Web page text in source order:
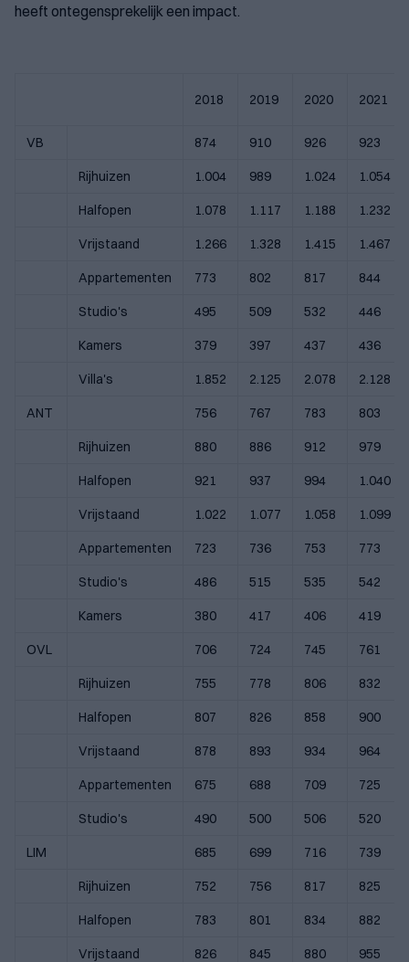
heeft ontegensprekelijk een impact.
2018 2019 2020 2021
VB 874 910 926 923
Rijhuizen 1.004 989 1.024 1.054
Halfopen 1.078 1.117 1.188 1.232
Vrijstaand 1.266 1.328 1.415 1.467
Appartementen 773 802 817 844
Studio's 495 509 532 446
Kamers 379 397 437 436
Villa's 1.852 2.125 2.078 2.128
ANT 756 767 783 803
Rijhuizen 880 886 912 979
Halfopen 921 937 994 1.040
Vrijstaand 1.022 1.077 1.058 1.099
Appartementen 723 736 753 773
Studio's 486 515 535 542
Kamers 380 417 406 419
OVL 706 724 745 761
Rijhuizen 755 778 806 832
Halfopen 807 826 858 900
Vrijstaand 878 893 934 964
Appartementen 675 688 709 725
Studio's 490 500 506 520
LIM 685 699 716 739
Rijhuizen 752 756 817 825
Halfopen 783 801 834 882
Vrijstaand 826 845 880 955